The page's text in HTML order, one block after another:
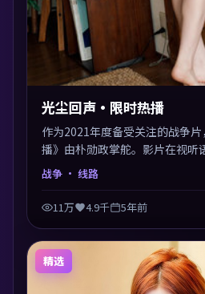
光尘回声·限时热播
作为2021年度备受关注的战争
播》由朴勋政掌舵。影片在视听
兼顾，人物关系错综复杂，后劲
战争 · 线路
11万 4.9千 5年前
精选